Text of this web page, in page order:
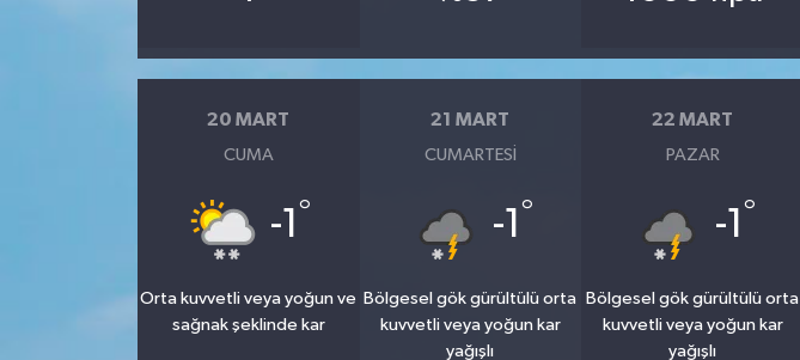
20 MART
CUMA
-1 °
Orta kuvvetli veya yoğun ve
sağnak şeklinde kar
21 MART
CUMARTESI
-1 °
Bölgesel gök gürültülü orta
kuvvetli veya yoğun kar
yağışlı
22 MART
PAZAR
-1 °
Bölgesel gök gürültülü orta
kuvvetli veya yoğun kar
yağışlı